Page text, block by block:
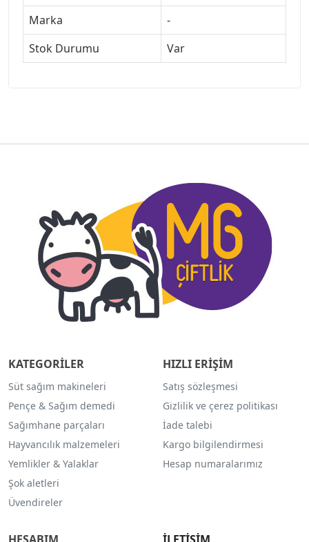
Marka
-
Stok Durumu
Var
KATEGORİLER
Süt sağım makineleri
Pençe & Sağım demedi
Sağımhane parçaları
Hayvancılık malzemeleri
Yemlikler & Yalaklar
Şok aletleri
Üvendireler
HIZLI ERİŞİM
Satış sözleşmesi
Gizlilik ve çerez politikası
İade talebi
Kargo bilgilendirmesi
Hesap numaralarımız